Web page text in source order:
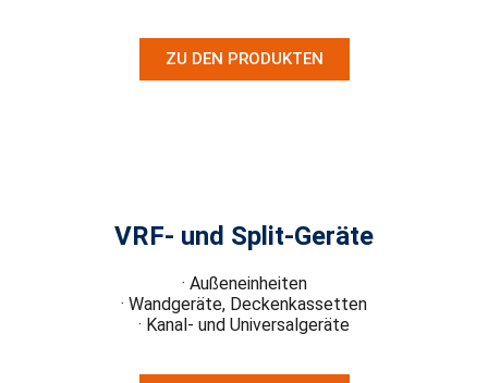
ZU DEN PRODUKTEN
VRF- und Split-Geräte
· Außeneinheiten
· Wandgeräte, Deckenkassetten
· Kanal- und Universalgeräte